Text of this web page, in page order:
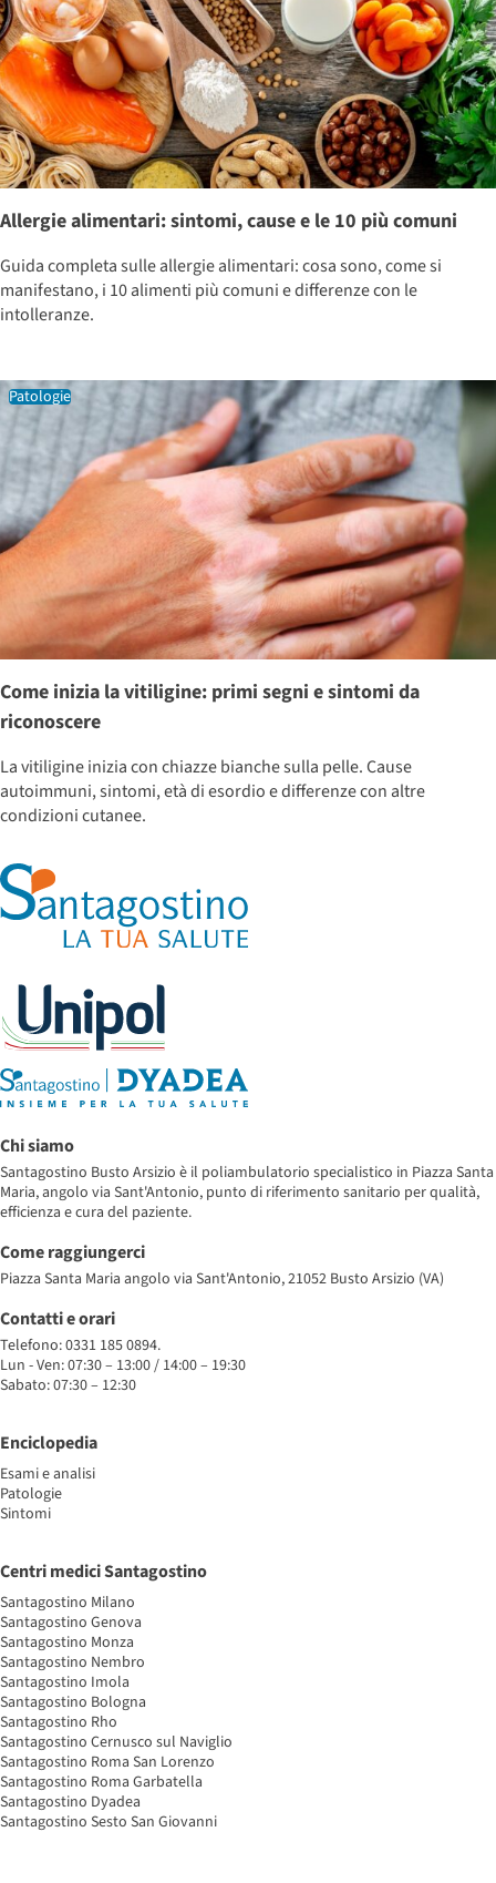
Allergie alimentari: sintomi, cause e le 10 più comuni
Guida completa sulle allergie alimentari: cosa sono, come si
manifestano, i 10 alimenti più comuni e differenze con le
intolleranze.
Come inizia la vitiligine: primi segni e sintomi da
riconoscere
La vitiligine inizia con chiazze bianche sulla pelle. Cause
autoimmuni, sintomi, età di esordio e differenze con altre
condizioni cutanee.
Patologie
Chi siamo
Santagostino Busto Arsizio è il poliambulatorio specialistico in Piazza Santa
Maria, angolo via Sant'Antonio, punto di riferimento sanitario per qualità,
efficienza e cura del paziente.
Come raggiungerci
Piazza Santa Maria angolo via Sant'Antonio, 21052 Busto Arsizio (VA)
Contatti e orari
Telefono: 0331 185 0894.
Lun - Ven: 07:30 – 13:00 / 14:00 – 19:30
Sabato: 07:30 – 12:30
Enciclopedia
Esami e analisi
Patologie
Sintomi
Centri medici Santagostino
Santagostino Milano
Santagostino Genova
Santagostino Monza
Santagostino Nembro
Santagostino Imola
Santagostino Bologna
Santagostino Rho
Santagostino Cernusco sul Naviglio
Santagostino Roma San Lorenzo
Santagostino Roma Garbatella
Santagostino Dyadea
Santagostino Sesto San Giovanni